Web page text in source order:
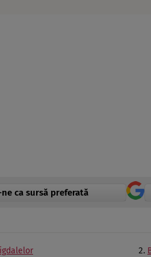
ca sursă preferată